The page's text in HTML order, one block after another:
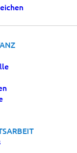
Erich
am